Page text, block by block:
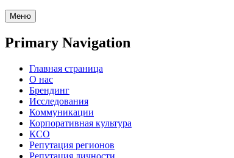
Меню
Primary Navigation
Главная страница
О нас
Брендинг
Исследования
Коммуникации
Корпоративная культура
КСО
Репутация регионов
Репутация личности